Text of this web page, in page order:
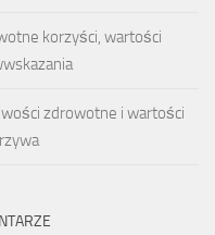
korzyści, wartości
zdrowotne i wartości